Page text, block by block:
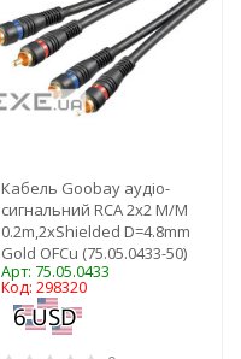
Кабель Goobay аудіо-
сигнальний RCA 2x2 M/M
0.2m,2xShielded D=4.8mm
Gold OFCu (75.05.0433-50)
Арт: 75.05.0433
Код: 298320